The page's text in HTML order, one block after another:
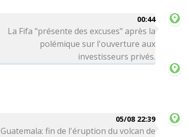
00:44
La Fifa "présente des excuses" après la
polémique sur l'ouverture aux
investisseurs privés.
05/08 22:39
Guatemala: fin de l'éruption du volcan de